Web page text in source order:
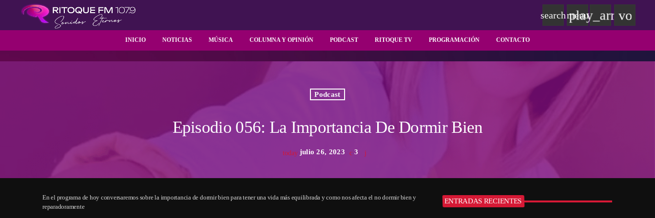
INICIO NOTICIAS MÚSICA COLUMNA Y OPINIÓN PODCAST RITOQUE TV PROGRAMACIÓN CONTACTO
searchmenu
play_arrow
Podcast
Episodio 056: La Importancia De Dormir Bien
today julio 26, 2023 3
En el programa de hoy conversaremos sobre la importancia de dormir bien para tener una vida más equilibrada y como nos afecta el no dormir bien y
reparadoramente
ENTRADAS RECIENTES